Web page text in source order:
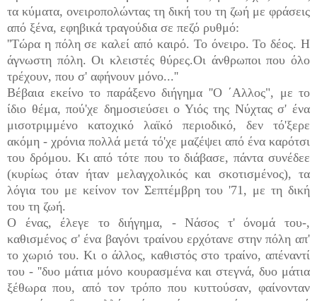
τα κύματα, ονειροπολώντας τη δική του τη ζωή με φράσεις
από ξένα, εφηβικά τραγούδια σε πεζό ρυθμό:
''Tώρα η πόλη σε καλεί από καιρό. Το όνειρο. Το δέος. Η
άγνωστη πόλη. Οι κλειστές θύρες.Οι άνθρωποι που όλο
τρέχουν, που σ' αφήνουν μόνο...''
Βέβαια εκείνο το παράξενο διήγημα ''Ο ΄Αλλος", με το
ίδιο θέμα, πού'χε δημοσιεύσει ο Υιός της Νύχτας σ' ένα
μισοτριμμένο κατοχικό λαϊκό περιοδικό, δεν τό'ξερε
ακόμη - χρόνια πολλά μετά τό'χε μαζέψει από ένα καρότσι
του δρόμου. Κι από τότε που το διάβασε, πάντα συνέδεε
(κυρίως όταν ήταν μελαγχολικός και σκοτισμένος), τα
λόγια του με κείνον τον Σεπτέμβρη του '71, με τη δική
του τη ζωή.
Ο ένας, έλεγε το διήγημα, - Νάσος τ' όνομά του-,
καθισμένος σ' ένα βαγόνι τραίνου ερχότανε στην πόλη απ'
το χωριό του. Κι ο άλλος, καθιστός στο τραίνο, απέναντί
του - ''δυο μάτια μόνο κουρασμένα και στεγνά, δυο μάτια
ξέθωρα που, από τον τρόπο που κυττούσαν, φαίνονταν